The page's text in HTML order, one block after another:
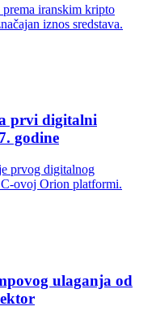
iranskim kripto
iznos sredstava.
prvi digitalni
godine
prvog digitalnog
ovoj Orion platformi.
ulaganja od